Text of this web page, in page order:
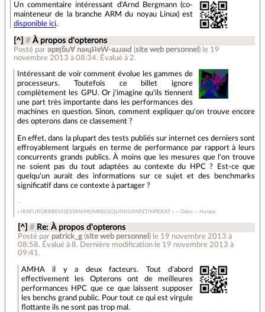
Un commentaire intéressant d'Arnd Bergmann (co-
mainteneur de la branche ARM du noyau Linux) est
disponible ici.
[^] # À propos d'opterons
Posté par ǝpɐןƃu∀ nǝıɥʇʇɐW-ǝɹɹǝıԀ (site web personnel ) le 19
novembre 2013 à 08:34. Évalué à 2.
Intéressant de voir comment évolue les gammes de
processeurs. Toutefois ce billet ignore
complètement les GPU. Or j'imagine qu'ils tiennent
une part très importante dans les performances des
machines en question. Sinon, comment expliquer qu'on trouve encore
des opterons dans ce classement ?
En effet, dans la plupart des tests publiés sur internet ces derniers sont
effroyablement largués en terme de performance par rapport à leurs
concurrents grands publics. À moins que les mesures que l'on trouve
ne soient pas du tout adaptées au contexte du HPC ? Est-ce que
quelqu'un aurait des informations sur ce sujet et des benchmarks
significatif dans ce contexte à partager ?
« IRAFURORBREVISESTANIMUMREGEQUINISIPARETIMPERAT » — Odes — Horace
[^] # Re: À propos d'opterons
Posté par patrick_g(site web personnel ) le 19 novembre 2013 à
08:58. Évalué à 8. Dernière modification le 19 novembre 2013 à
09:41.
AMHA il y a deux facteurs. Tout d'abord
effectivement les Opterons ont de meilleures
performances HPC que ce que laissent supposer
les benchs grand public. Pour tout ce qui est virgule
flottante ils ne sont pas trop mal.